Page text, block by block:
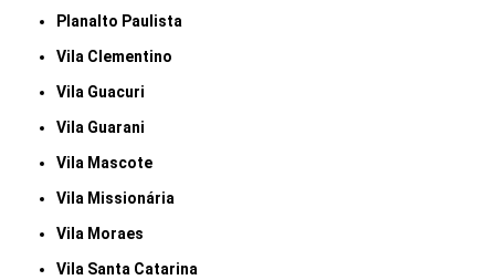
Planalto Paulista
Vila Clementino
Vila Guacuri
Vila Guarani
Vila Mascote
Vila Missionária
Vila Moraes
Vila Santa Catarina